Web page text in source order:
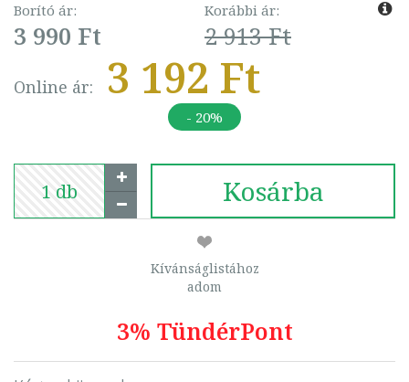
Borító ár:
3 990 Ft
Korábbi ár:
2 913 Ft
Online ár: 3 192 Ft
- 20%
Kosárba
Kívánságlistához
adom
3% TündérPont